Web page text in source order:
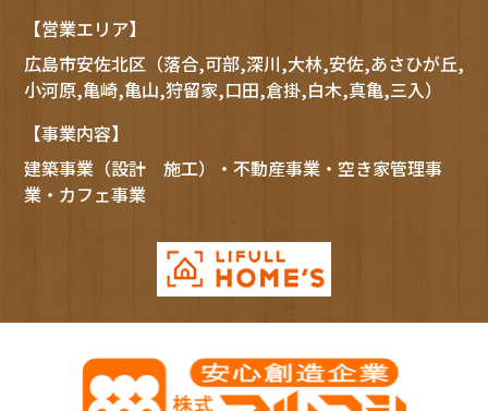
【営業エリア】
広島市安佐北区（落合,可部,深川,大林,安佐,あさひが丘,
小河原,亀崎,亀山,狩留家,口田,倉掛,白木,真亀,三入）
【事業内容】
建築事業（設計 施工）・不動産事業・空き家管理事
業・カフェ事業